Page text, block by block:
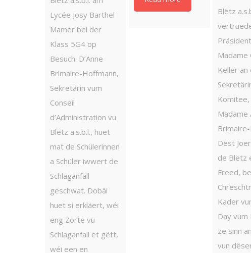
Lycée Josy Barthel
Mamer bei der
Klass 5G4 op
Besuch. D’Anne
Brimaire-Hoffmann,
Sekretärin vum
Conseil
d’Administration vu
Blëtz a.s.b.l., huet
mat de Schülerinnen
a Schüler iwwert de
Schlaganfall
geschwat. Dobäi
huet si erkläert, wéi
eng Zorte vu
Schlaganfall et gëtt,
wéi een en
Blëtz
Madame
Keller an
Madame
Dëst
de Blëtz
Freed,
Kader
Day vum
ze sinn
vun